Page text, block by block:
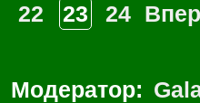
22
23 24
Модератор: